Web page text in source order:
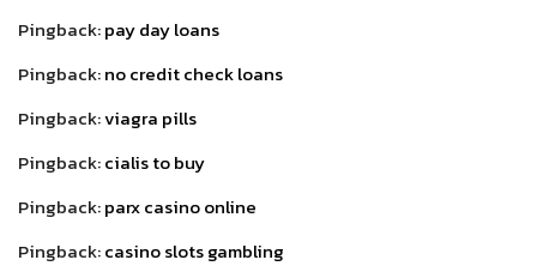
Pingback:pay day loans
Pingback:no credit check loans
Pingback:viagra pills
Pingback:cialis to buy
Pingback:parx casino online
Pingback:casino slots gambling